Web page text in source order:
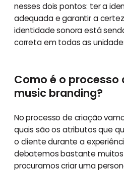
nesses dois pontos: ter a
adequada e garantir a
identidade sonora está
correta em todas as
Como é o processo
music branding?
No processo de criação
quais são os atributos que
o cliente durante a
debatemos bastante
procuramos criar uma